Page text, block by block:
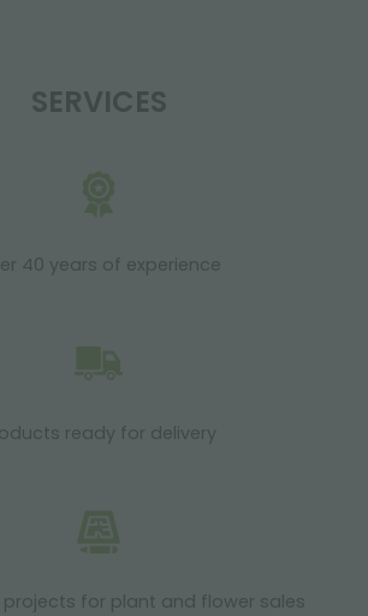
SERVICES
40 years of experience
ready for delivery
for plant and flower sales